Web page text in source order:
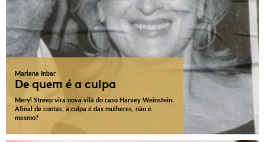
Mariana Inbar
De quem é a culpa
Meryl Streep vira nova vilã do caso Harvey Weinstein.
Afinal de contas, a culpa é das mulheres, não é
mesmo?